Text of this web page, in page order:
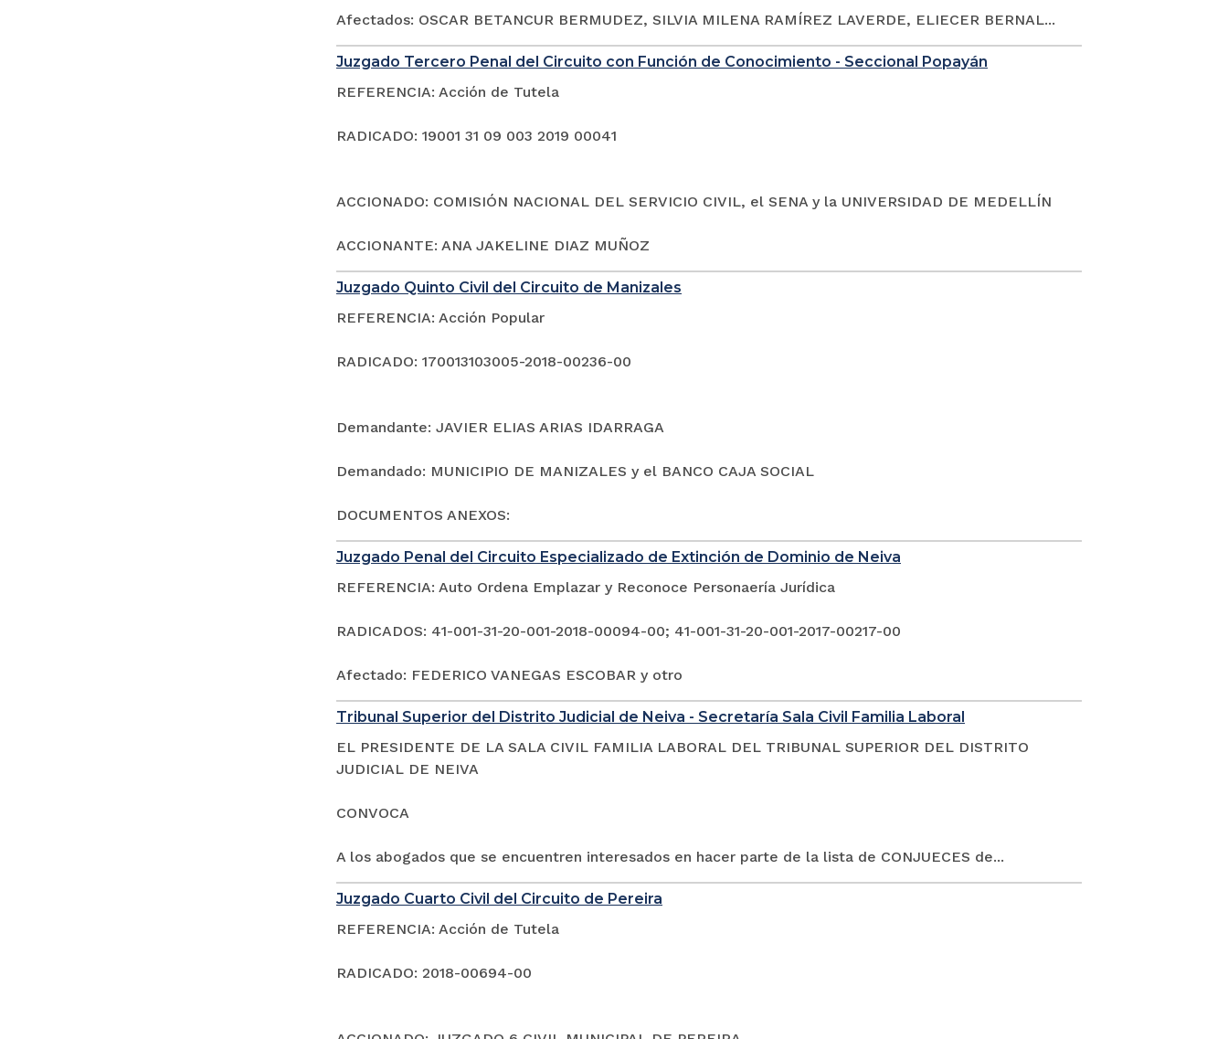
Afectados: OSCAR BETANCUR BERMUDEZ, SILVIA MILENA RAMÍREZ LAVERDE, ELIECER BERNAL...
Juzgado Tercero Penal del Circuito con Función de Conocimiento - Seccional Popayán
REFERENCIA: Acción de Tutela
RADICADO: 19001 31 09 003 2019 00041
ACCIONADO: COMISIÓN NACIONAL DEL SERVICIO CIVIL, el SENA y la UNIVERSIDAD DE MEDELLÍN
ACCIONANTE: ANA JAKELINE DIAZ MUÑOZ
Juzgado Quinto Civil del Circuito de Manizales
REFERENCIA: Acción Popular
RADICADO: 170013103005-2018-00236-00
Demandante: JAVIER ELIAS ARIAS IDARRAGA
Demandado: MUNICIPIO DE MANIZALES y el BANCO CAJA SOCIAL
DOCUMENTOS ANEXOS:
Juzgado Penal del Circuito Especializado de Extinción de Dominio de Neiva
REFERENCIA: Auto Ordena Emplazar y Reconoce Personaería Jurídica
RADICADOS: 41-001-31-20-001-2018-00094-00; 41-001-31-20-001-2017-00217-00
Afectado: FEDERICO VANEGAS ESCOBAR y otro
Tribunal Superior del Distrito Judicial de Neiva - Secretaría Sala Civil Familia Laboral
EL PRESIDENTE DE LA SALA CIVIL FAMILIA LABORAL DEL TRIBUNAL SUPERIOR DEL DISTRITO
JUDICIAL DE NEIVA
CONVOCA
A los abogados que se encuentren interesados en hacer parte de la lista de CONJUECES de...
Juzgado Cuarto Civil del Circuito de Pereira
REFERENCIA: Acción de Tutela
RADICADO: 2018-00694-00